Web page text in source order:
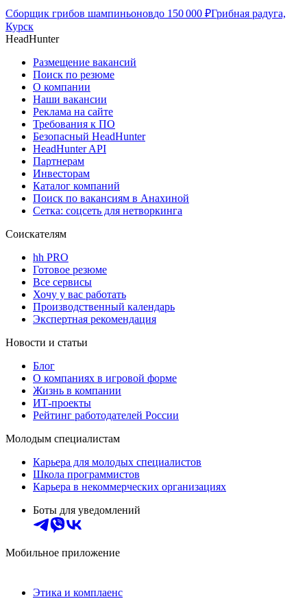
Сборщик грибов шампиньоновдо 150 000 ₽Грибная радуга,
Курск
HeadHunter
Размещение вакансий
Поиск по резюме
О компании
Наши вакансии
Реклама на сайте
Требования к ПО
Безопасный HeadHunter
HeadHunter API
Партнерам
Инвесторам
Каталог компаний
Поиск по вакансиям в Анахиной
Сетка: соцсеть для нетворкинга
Соискателям
hh PRO
Готовое резюме
Все сервисы
Хочу у вас работать
Производственный календарь
Экспертная рекомендация
Новости и статьи
Блог
О компаниях в игровой форме
Жизнь в компании
ИТ-проекты
Рейтинг работодателей России
Молодым специалистам
Карьера для молодых специалистов
Школа программистов
Карьера в некоммерческих организациях
Боты для уведомлений
Мобильное приложение
Этика и комплаенс